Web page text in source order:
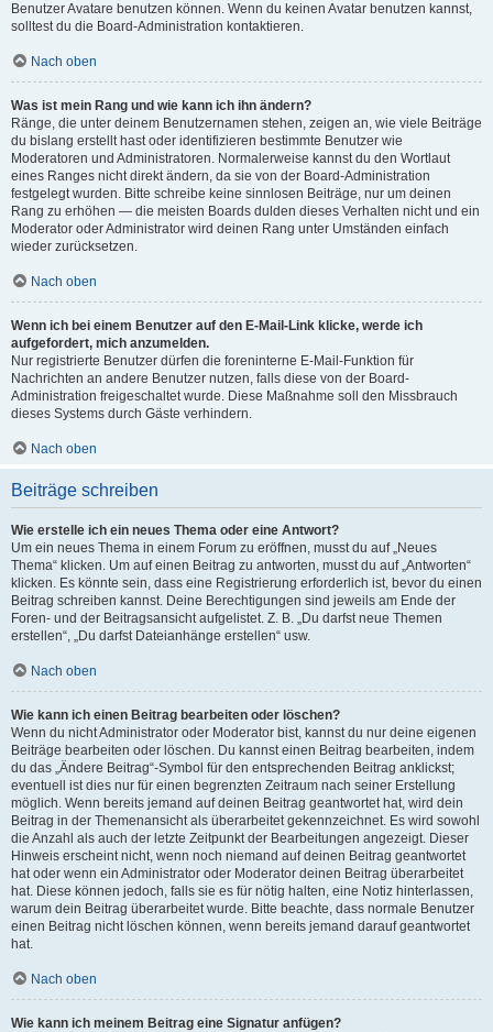
Benutzer Avatare benutzen können. Wenn du keinen Avatar benutzen kannst,
solltest du die Board-Administration kontaktieren.
Nach oben
Was ist mein Rang und wie kann ich ihn ändern?
Ränge, die unter deinem Benutzernamen stehen, zeigen an, wie viele Beiträge
du bislang erstellt hast oder identifizieren bestimmte Benutzer wie
Moderatoren und Administratoren. Normalerweise kannst du den Wortlaut
eines Ranges nicht direkt ändern, da sie von der Board-Administration
festgelegt wurden. Bitte schreibe keine sinnlosen Beiträge, nur um deinen
Rang zu erhöhen — die meisten Boards dulden dieses Verhalten nicht und ein
Moderator oder Administrator wird deinen Rang unter Umständen einfach
wieder zurücksetzen.
Nach oben
Wenn ich bei einem Benutzer auf den E-Mail-Link klicke, werde ich
aufgefordert, mich anzumelden.
Nur registrierte Benutzer dürfen die foreninterne E-Mail-Funktion für
Nachrichten an andere Benutzer nutzen, falls diese von der Board-
Administration freigeschaltet wurde. Diese Maßnahme soll den Missbrauch
dieses Systems durch Gäste verhindern.
Nach oben
Beiträge schreiben
Wie erstelle ich ein neues Thema oder eine Antwort?
Um ein neues Thema in einem Forum zu eröffnen, musst du auf „Neues
Thema“ klicken. Um auf einen Beitrag zu antworten, musst du auf „Antworten“
klicken. Es könnte sein, dass eine Registrierung erforderlich ist, bevor du einen
Beitrag schreiben kannst. Deine Berechtigungen sind jeweils am Ende der
Foren- und der Beitragsansicht aufgelistet. Z. B. „Du darfst neue Themen
erstellen“, „Du darfst Dateianhänge erstellen“ usw.
Nach oben
Wie kann ich einen Beitrag bearbeiten oder löschen?
Wenn du nicht Administrator oder Moderator bist, kannst du nur deine eigenen
Beiträge bearbeiten oder löschen. Du kannst einen Beitrag bearbeiten, indem
du das „Ändere Beitrag“-Symbol für den entsprechenden Beitrag anklickst;
eventuell ist dies nur für einen begrenzten Zeitraum nach seiner Erstellung
möglich. Wenn bereits jemand auf deinen Beitrag geantwortet hat, wird dein
Beitrag in der Themenansicht als überarbeitet gekennzeichnet. Es wird sowohl
die Anzahl als auch der letzte Zeitpunkt der Bearbeitungen angezeigt. Dieser
Hinweis erscheint nicht, wenn noch niemand auf deinen Beitrag geantwortet
hat oder wenn ein Administrator oder Moderator deinen Beitrag überarbeitet
hat. Diese können jedoch, falls sie es für nötig halten, eine Notiz hinterlassen,
warum dein Beitrag überarbeitet wurde. Bitte beachte, dass normale Benutzer
einen Beitrag nicht löschen können, wenn bereits jemand darauf geantwortet
hat.
Nach oben
Wie kann ich meinem Beitrag eine Signatur anfügen?